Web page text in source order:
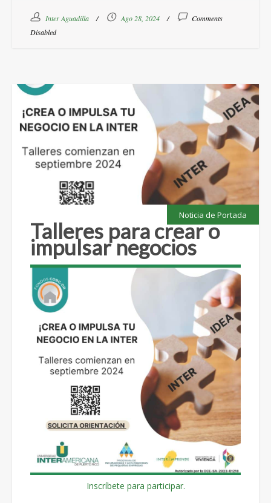
Inter Aguadilla Ago 28, 2024
Comments
Disabled
Noticia de Portada
Talleres para crear o
impulsar negocios
Inscríbete para participar.